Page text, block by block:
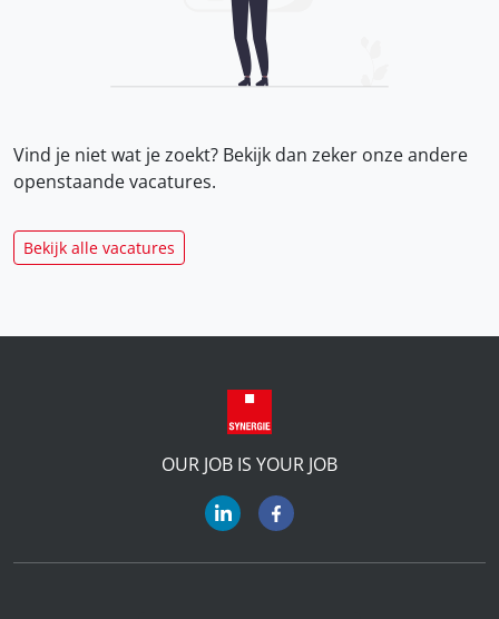
Vind je niet wat je zoekt? Bekijk dan zeker onzeandere
openstaande vacatures.
Bekijk alle vacatures
OUR JOB IS YOUR JOB